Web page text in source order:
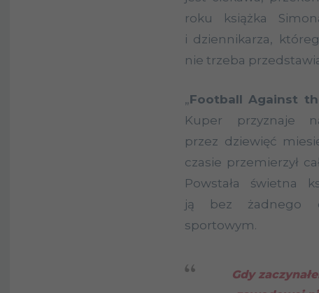
roku książka
i dziennikarza,
nie trzeba
„Football Against
Kuper przyznaje
przez dziewięć
czasie przemierzył
Powstała świetna
ją bez żadnego
sportowym.
Gdy